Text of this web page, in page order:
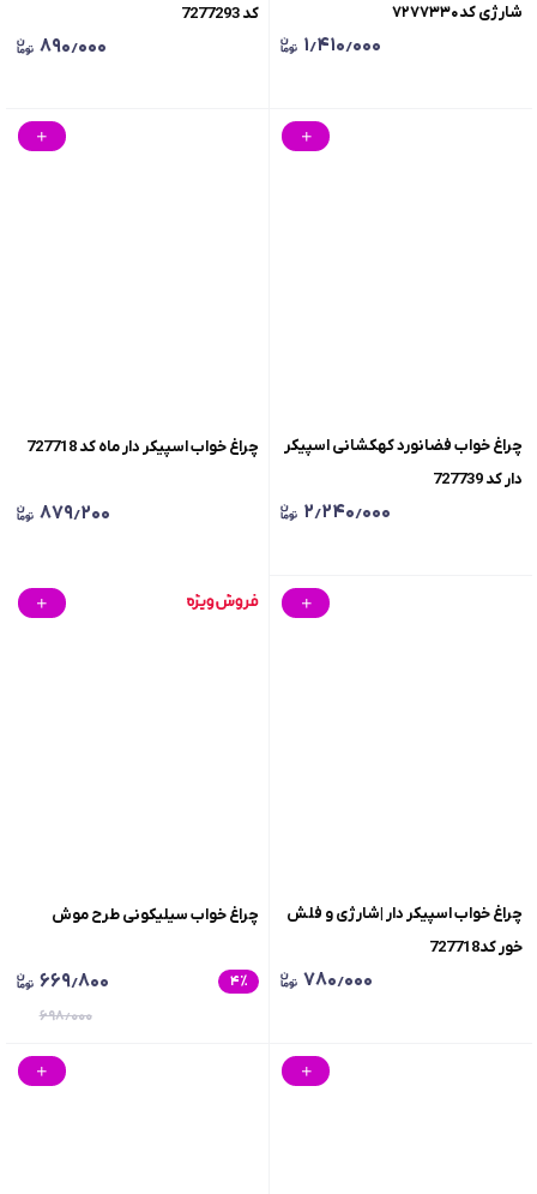
شارژی کد۷۲۷۷۳۳۰
۱٫۴۱۰٫۰۰۰
کد 7277293
۸۹۰٫۰۰۰
چراغ خواب فضانورد کهکشانی اسپیکر
دار کد 727739
۲٫۲۴۰٫۰۰۰
چراغ خواب اسپیکر دار ماه کد 727718
۸۷۹٫۲۰۰
چراغ خواب اسپیکر دار |شارژی و فلش
خور کد727718
۷۸۰٫۰۰۰
چراغ خواب سیلیکونی طرح موش
۴٪ ۶۶۹٫۸۰۰
۶۹۸٫۰۰۰